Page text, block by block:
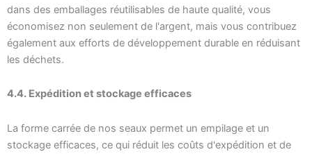
dans des emballages réutilisables de haute qualité, vous
économisez non seulement de l'argent, mais vous contribuez
également aux efforts de développement durable en réduisant
les déchets.
4.4. Expédition et stockage efficaces
La forme carrée de nos seaux permet un empilage et un
stockage efficaces, ce qui réduit les coûts d'expédition et de